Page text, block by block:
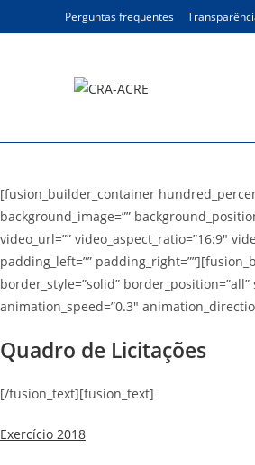
para
Perguntas frequentes
[fusion_builder_container
background_image=””
video_url=”” video_aspect_ratio=”16:9″
padding_left=””
border_style=”solid” border_position=”all”
animation_speed=”0.3″
Quadro de Licitações
[/fusion_text][fusion_text]
Exercício 2018